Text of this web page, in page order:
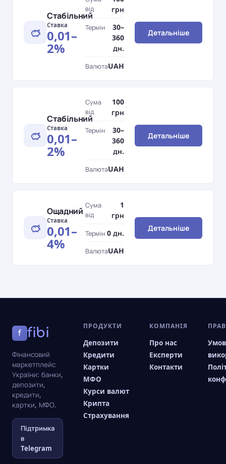
Стабільний
Ставка
0,01–
2%
від
грн
Термін
30–
360
дн.
ВалютаUAH
Детальніше
Стабільний
Ставка
0,01–
2%
Сума
від
100
грн
Термін
30–
360
дн.
ВалютаUAH
Детальніше
Ощадний
Ставка
0,01–
4%
Сума
від
1
грн
Термін 0 дн.
ВалютаUAH
Детальніше
f fibi
Фінансовий
маркетплейс
України: банки,
депозити,
кредити,
картки, МФО.
Підтримка
в
Telegram
ПРОДУКТИ
Депозити
Кредити
Картки
МФО
Курси валют
Крипта
Страхування
КОМПАНІЯ
Про нас
Експерти
Контакти